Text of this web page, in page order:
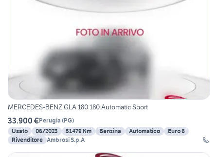
MERCEDES-BENZ GLA 180 180 Automatic Sport
33.900 €Perugia (PG)
Usato
06/2023 51479 Km Benzina Automatico
Euro 6
Rivenditore Ambrosi S.p.A